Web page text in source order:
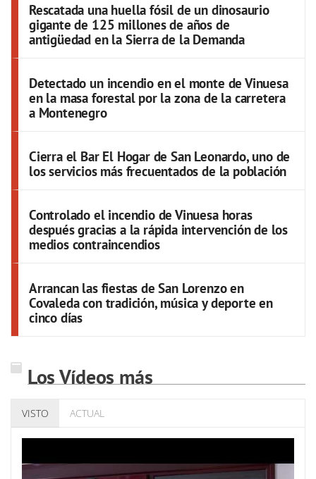
Rescatada una huella fósil de un dinosaurio
gigante de 125 millones de años de
antigüedad en la Sierra de la Demanda
Detectado un incendio en el monte de Vinuesa
en la masa forestal por la zona de la carretera
a Montenegro
Cierra el Bar El Hogar de San Leonardo, uno de
los servicios más frecuentados de la población
Controlado el incendio de Vinuesa horas
después gracias a la rápida intervención de los
medios contraincendios
Arrancan las fiestas de San Lorenzo en
Covaleda con tradición, música y deporte en
cinco días
Los Vídeos más
VISTO ACTUAL